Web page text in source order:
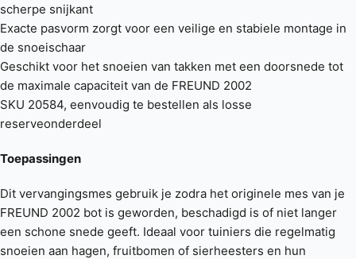
scherpe snijkant
Exacte pasvorm zorgt voor een veilige en stabiele montage in
de snoeischaar
Geschikt voor het snoeien van takken met een doorsnede tot
de maximale capaciteit van de FREUND 2002
SKU 20584, eenvoudig te bestellen als losse
reserveonderdeel
Toepassingen
Dit vervangingsmes gebruik je zodra het originele mes van je
FREUND 2002 bot is geworden, beschadigd is of niet langer
een schone snede geeft. Ideaal voor tuiniers die regelmatig
snoeien aan hagen, fruitbomen of sierheesters en hun